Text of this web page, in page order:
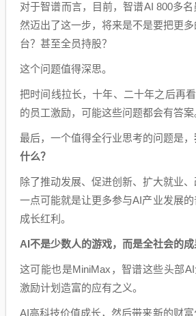
对于智谱而言，目前，智谱AI 800多
然迈出了这一步，将来是不是要把更
台？甚至全员持股？
这个问题值得深思。
把时间线拉长，十年、二十年之后再
的员工激励，可能这些问题都会有答案
最后，一个值得全行业思考的问题是，
什么？
除了推动发展、促进创新、扩大就业
一点可能就是让更多参与AI产业发展
成长红利。
AI不是少数人的游戏，而是全社会的成
这可能也是MiniMax，智谱这些头部
激励计划造富的应有之义。
AI高科技价值成长，然后带来新的财